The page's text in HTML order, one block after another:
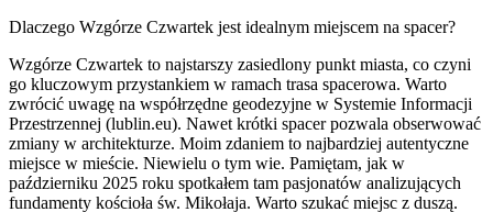
Dlaczego Wzgórze Czwartek jest idealnym miejscem na spacer?
Wzgórze Czwartek to najstarszy zasiedlony punkt miasta, co czyni
go kluczowym przystankiem w ramach trasa spacerowa. Warto
zwrócić uwagę na współrzędne geodezyjne w Systemie Informacji
Przestrzennej (lublin.eu). Nawet krótki spacer pozwala obserwować
zmiany w architekturze. Moim zdaniem to najbardziej autentyczne
miejsce w mieście. Niewielu o tym wie. Pamiętam, jak w
październiku 2025 roku spotkałem tam pasjonatów analizujących
fundamenty kościoła św. Mikołaja. Warto szukać miejsc z duszą.